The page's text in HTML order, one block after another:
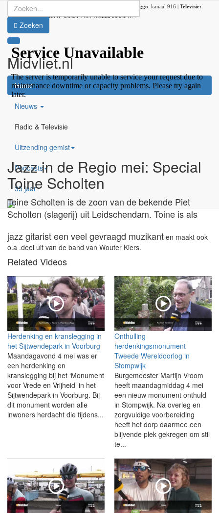
Radio:107.2 FM | Ziggo kanaal 916 | Televisie:
Ziggokanaal 41 /KPNkanaal 1489 /Odidokanaal 877
Midvliet.nl
×
Home
Nieuws
Radio & Televisie
Uitzending gemist
Podcasts
35 jaar
Zoeken
Jazz in de Regio mei: Special
Toine Scholten
Toine Scholten is de zoon van de bekende Piet
Scholten (slagerij) uit Leidschendam. Toine is als
jazz gitarist een veel gevraagd muzikant en maakt ook
o.a .deel uit van de band van Wouter Kiers.
Related Videos
Herdenking en kranslegging in
het Sijtwendepark in Voorburg
Maandagavond 4 mei was er
een herdenking en
kranslegging bij het ‘Monument
voor Vrede en Vrijheid’ in het
Sijtwendepark in Voorburg. Bij
dit monument worden alle
inwoners herdacht die tijdens...
Onthulling
herdenkingsmonument
Tweede Wereldoorlog in
Stompwijk
Burgemeester Martijn Vroom
heeft maandagmiddag 4 mei
een nieuw monument onthuld
in Stompwijk. Na overleg en
zorgvuldige voorbereiding
heeft het dorp daarmee een
blijvende plek gekregen om stil
te...